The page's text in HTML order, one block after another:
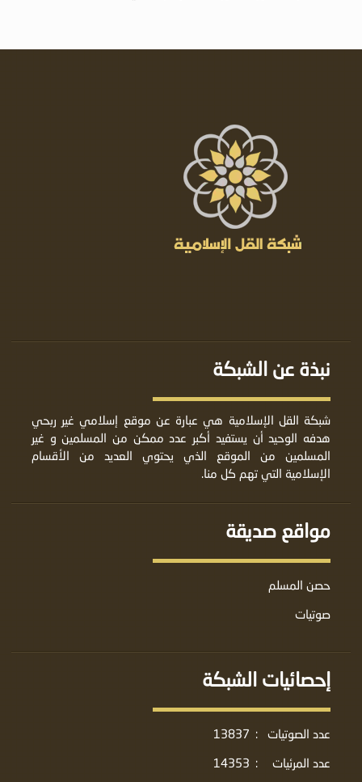
نبذة عن الشبكة
شبكة القل الإسلامية هي عبارة عن موقع إسلامي غير ربحي
هدفه الوحيد أن يستفيد أكبر عدد ممكن من المسلمين و غير
المسلمين من الموقع الذي يحتوي العديد من الأقسام
الإسلامية التي تهم كل منا.
مواقع صديقة
حصن المسلم
صوتيات
إحصائيات الشبكة
عدد الصوتيات :
13837
عدد المرئيات
:
14353